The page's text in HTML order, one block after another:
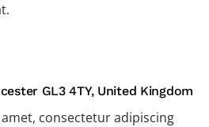
GL3 4TY, United Kingdom
consectetur adipiscing